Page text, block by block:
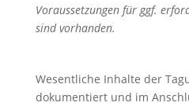
Voraussetzungen für ggf.
sind vorhanden.
Wesentliche Inhalte der
dokumentiert und im